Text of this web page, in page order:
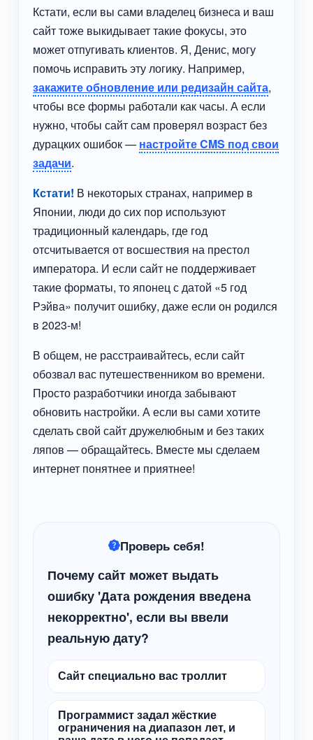
Кстати, если вы сами владелец бизнеса и ваш
сайт тоже выкидывает такие фокусы, это
может отпугивать клиентов. Я, Денис, могу
помочь исправить эту логику. Например,
закажите обновление или редизайн сайта,
чтобы все формы работали как часы. А если
нужно, чтобы сайт сам проверял возраст без
дурацких ошибок — настройтеCMS под свои
задачи.
Кстати! В некоторых странах, например в
Японии, люди до сих пор используют
традиционный календарь, где год
отсчитывается от восшествия на престол
императора. И если сайт не поддерживает
такие форматы, то японец с датой «5 год
Рэйва» получит ошибку, даже если он родился
в 2023-м!
В общем, не расстраивайтесь, если сайт
обозвал вас путешественником во времени.
Просто разработчики иногда забывают
обновить настройки. А если вы сами хотите
сделать свой сайт дружелюбным и без таких
ляпов — обращайтесь. Вместе мы сделаем
интернет понятнее и приятнее!
Проверь себя!
Почему сайт может выдать
ошибку 'Дата рождения введена
некорректно', если вы ввели
реальную дату?
Сайт специально вас троллит
Программист задал жёсткие
ограничения на диапазон лет, и